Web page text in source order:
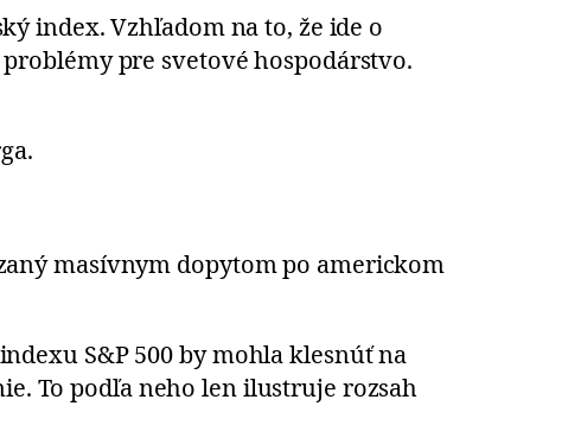
index. Vzhľadom na to, že ide o
pre svetové hospodárstvo.
masívnym dopytom po americkom
S&P 500 by mohla klesnúť na
To podľa neho len ilustruje rozsah